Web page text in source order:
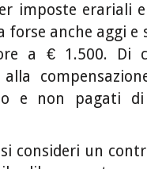
imposte erariali e
forse anche aggi e
a € 1.500. Di
e non pagati
si consideri un